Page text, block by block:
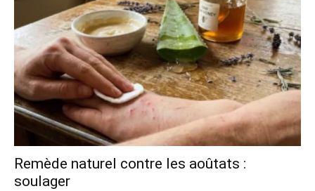
Remède naturel contre les aoûtats :
soulager